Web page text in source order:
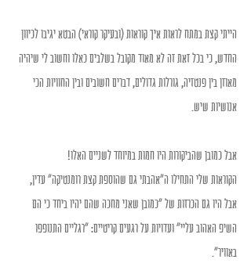
הייתי קצת במתח לראות איך קוראות (ובעיקר קוראי) הבטא יגיבו לכיוון
החדש, כי בכל זאת זה לא מאוד מקובל בשלבים כאלו וחשוב לי שיהיה
מאוזן בין פנטזיה, גורלות גדולים, דברים חשובים ובין החוויות הכי
אנושיות שיש.
אבל כמובן שהביקורות היו חמות במיוחד לשניים האלו!
הקוראות שלי התחילו ה"אהבתי גם שהוספת קצת רומנטיקה" עדין,
אבל היו גם הכרזות של "כמובן שאני מחכה שהם יהיו ביחד כי הם
השיפ האהוב עליי" ועדויות על רגעים קריטיים: "רגליים התנופפו
באוויר".